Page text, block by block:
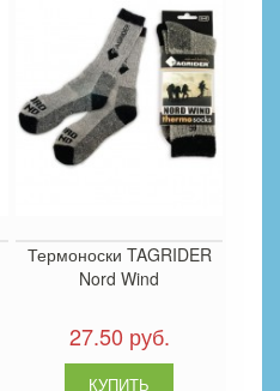
Термоноски TAGRIDER
Nord Wind
27.50 руб.